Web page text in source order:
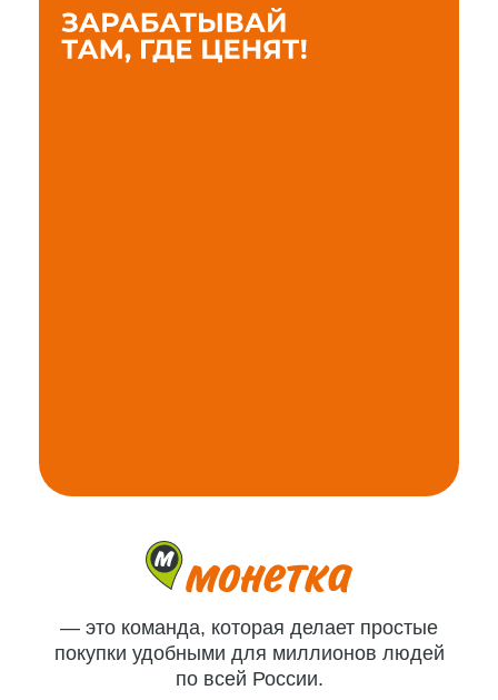
— это команда, которая делает простые
покупки удобными для миллионов людей
по всей России.